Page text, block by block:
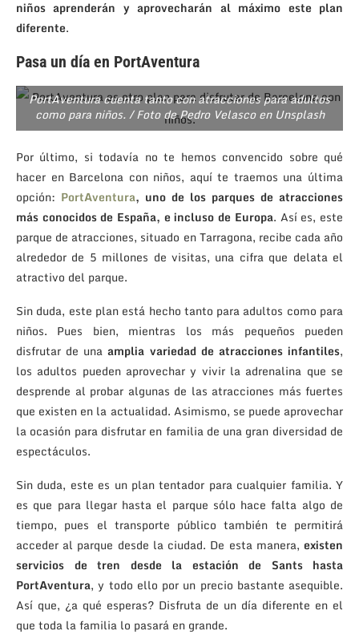
niños aprenderán y aprovecharán al máximo este plan
diferente.
Pasa un día en PortAventura
PortAventura cuenta tanto con atracciones para adultos
como para niños. / Foto de Pedro Velasco en Unsplash
Por último, si todavía no te hemos convencido sobre qué
hacer en Barcelona con niños, aquí te traemos una última
opción: PortAventura, uno de los parques de atracciones
más conocidos de España, e incluso de Europa. Así es, este
parque de atracciones, situado en Tarragona, recibe cada año
alrededor de 5 millones de visitas, una cifra que delata el
atractivo del parque.
Sin duda, este plan está hecho tanto para adultos como para
niños. Pues bien, mientras los más pequeños pueden
disfrutar de unaamplia variedad de atracciones infantiles,
los adultos pueden aprovechar y vivir la adrenalina que se
desprende al probar algunas de las atracciones más fuertes
que existen en la actualidad. Asimismo, se puede aprovechar
la ocasión para disfrutar en familia de una gran diversidad de
espectáculos.
Sin duda, este es un plan tentador para cualquier familia. Y
es que para llegar hasta el parque sólo hace falta algo de
tiempo, pues el transporte público también te permitirá
acceder al parque desde la ciudad. De esta manera, existen
servicios de tren desde la estación de Sants hasta
PortAventura, y todo ello por un precio bastante asequible.
Así que, ¿a qué esperas? Disfruta de un día diferente en el
que toda la familia lo pasará en grande.